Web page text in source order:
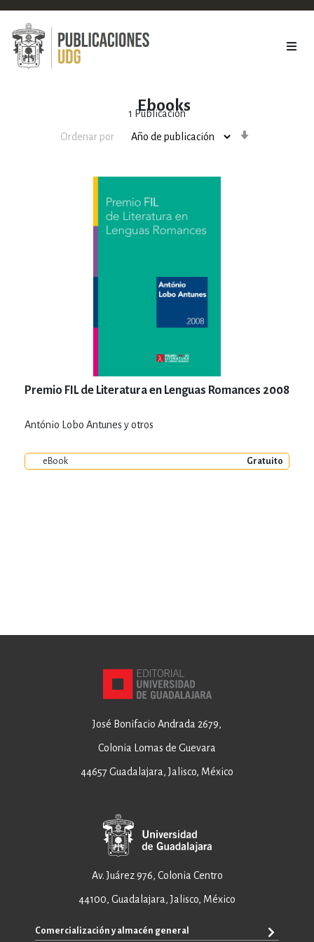
Ebooks
1 Publicación
Ordenar por
Premio FIL de Literatura en Lenguas Romances 2008
António Lobo Antunes y otros
eBook Gratuito
José Bonifacio Andrada 2679,
Colonia Lomas de Guevara
44657 Guadalajara, Jalisco, México
Av. Juárez 976, Colonia Centro
44100, Guadalajara, Jalisco, México
Comercialización y almacén general